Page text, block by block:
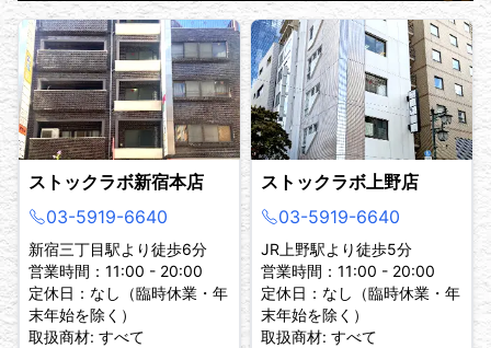
ストックラボ新宿本店
03-5919-6640
新宿三丁目駅より徒歩6分
営業時間：11:00 - 20:00
定休日：なし（臨時休業・年
末年始を除く）
取扱商材: すべて
ストックラボ上野店
03-5919-6640
JR上野駅より徒歩5分
営業時間：11:00 - 20:00
定休日：なし（臨時休業・年
末年始を除く）
取扱商材: すべて